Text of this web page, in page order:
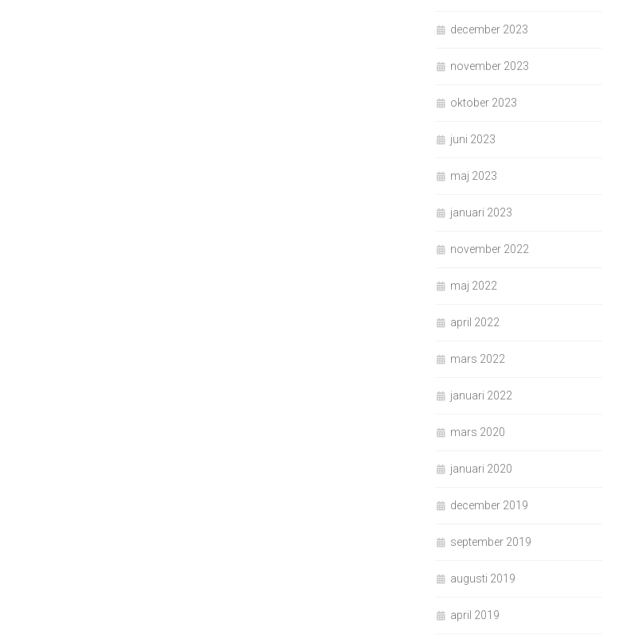
december 2023
november 2023
oktober 2023
juni 2023
maj 2023
januari 2023
november 2022
maj 2022
april 2022
mars 2022
januari 2022
mars 2020
januari 2020
december 2019
september 2019
augusti 2019
april 2019